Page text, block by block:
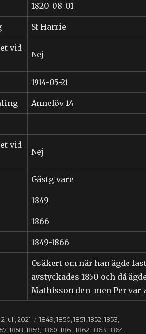
1820-08-01
St Harrie
vid
Nej
1914-05-21
Annelöv 14
vid
Nej
Gästgivare
1849
1866
1849-1866
Osäkert om när han ägde
avstyckades 1850 och då
Mathisson den, men Per
Publicerat
den
2 juli, 2021 Kategorier
1849 ,1850 ,1851 ,1852 ,1853
,1858 ,1859 ,1860 ,1861 ,1862 ,1863 ,1864